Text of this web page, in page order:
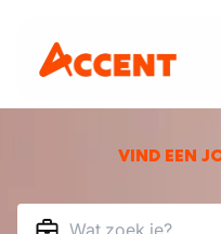
VIND EEN